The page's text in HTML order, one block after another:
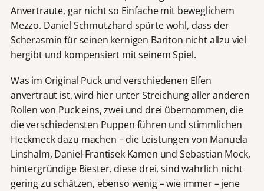
Anvertraute, gar nicht so Einfache mit beweglichem
Mezzo. Daniel Schmutzhard spürte wohl, dass der
Scherasmin für seinen kernigen Bariton nicht allzu viel
hergibt und kompensiert mit seinem Spiel.
Was im Original Puck und verschiedenen Elfen
anvertraut ist, wird hier unter Streichung aller anderen
Rollen von Puck eins, zwei und drei übernommen, die
die verschiedensten Puppen führen und stimmlichen
Heckmeck dazu machen – die Leistungen von Manuela
Linshalm, Daniel-Frantisek Kamen und Sebastian Mock,
hintergründige Biester, diese drei, sind wahrlich nicht
gering zu schätzen, ebenso wenig – wie immer – jene